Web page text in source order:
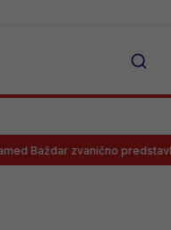
zvanično predstavljen u